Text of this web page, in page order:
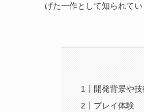
げた一作として知られてい
開発背景や
プレイ体験